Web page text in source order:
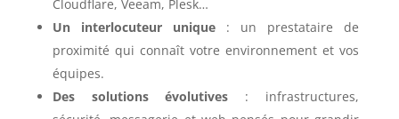
Cloudflare, Veeam, Plesk…
Un interlocuteur unique: un prestataire de
proximité qui connaît votre environnement et vos
équipes.
Des solutions évolutives : infrastructures,